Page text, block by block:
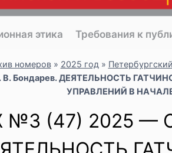
этика Требования к
номеров» 2025 год»
В. Бондарев. ДЕЯТЕЛЬНОСТЬ
УПРАВЛЕНИЙ В НАЧАЛЕ
(47) 2025 —